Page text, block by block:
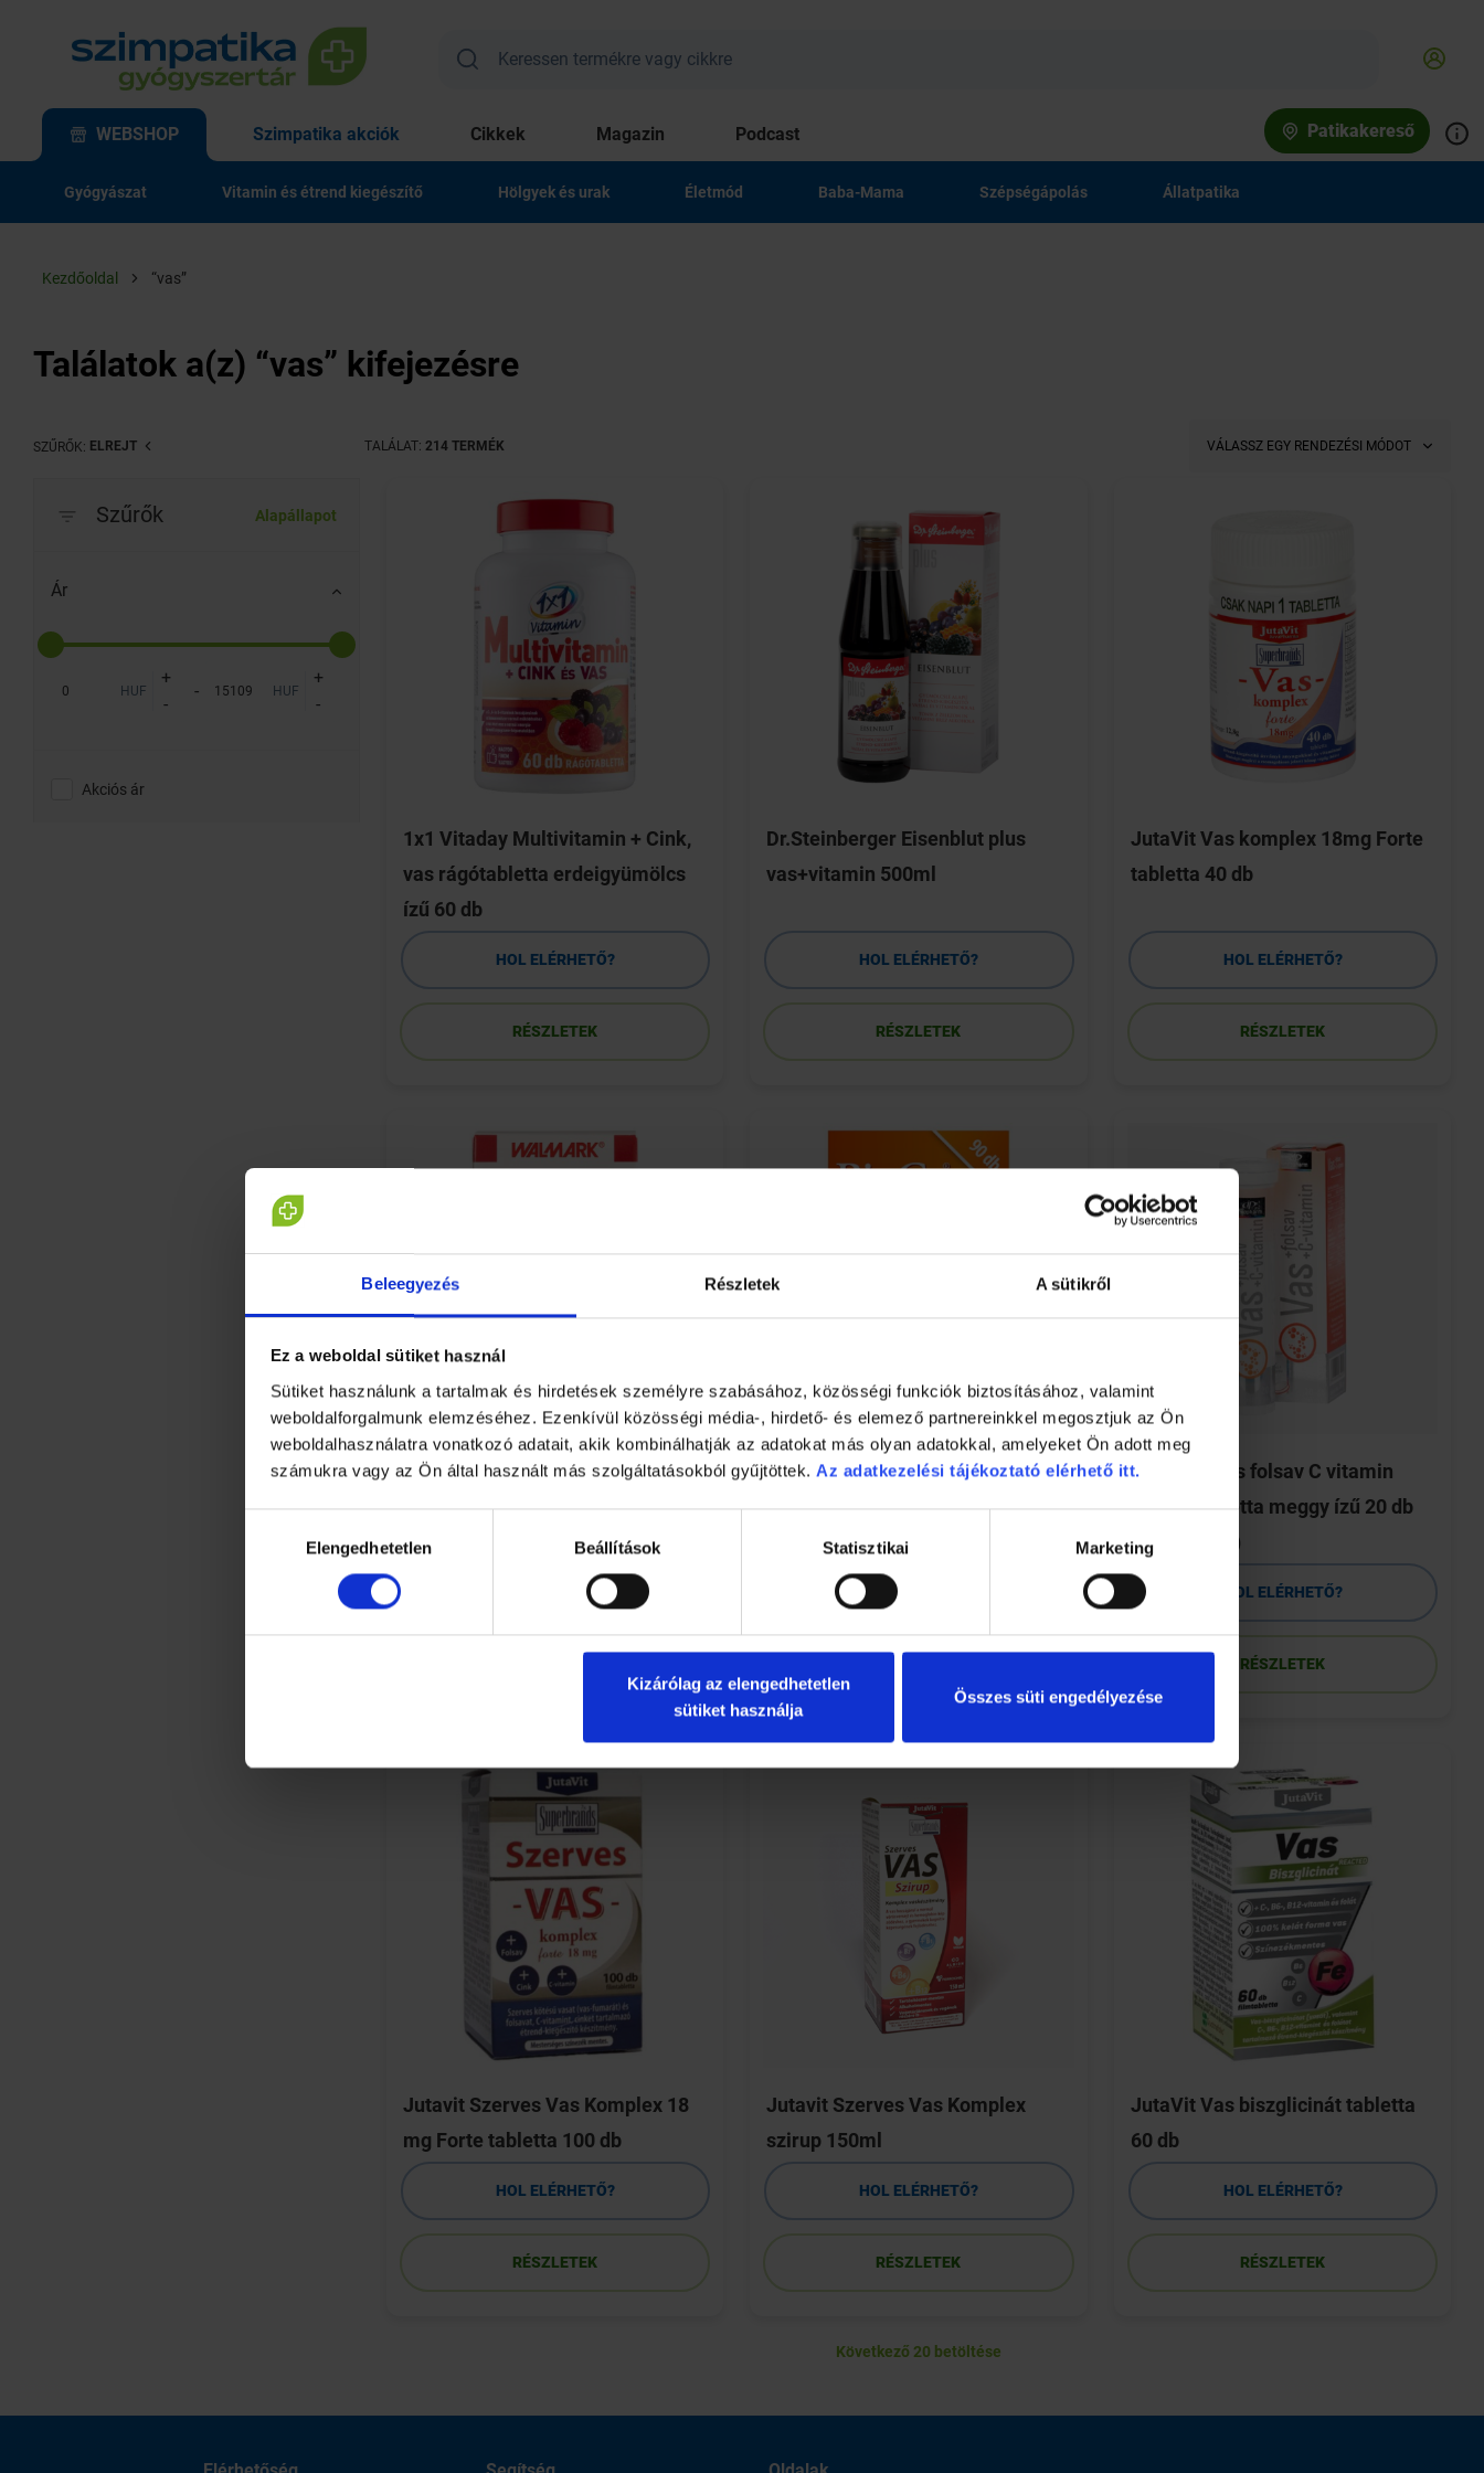
Beleegyezés Részletek A sütikről
Ez a weboldal sütiket használ
Sütiket használunk a tartalmak és hirdetések személyre szabásához, közösségi funkciók biztosításához, valamint
weboldalforgalmunk elemzéséhez. Ezenkívül közösségi média-, hirdető- és elemező partnereinkkel megosztjuk az Ön
weboldalhasználatra vonatkozó adatait, akik kombinálhatják az adatokat más olyan adatokkal, amelyeket Ön adott meg
számukra vagy az Ön által használt más szolgáltatásokból gyűjtöttek. Az adatkezelési tájékoztató elérhető itt.
kiválasztásaElengedhetetlen Beállítások Statisztikai Marketing
Kizárólag az elengedhetetlen
sütiket használja
Összes süti engedélyezése
WEBSHOP Szimpatika akciók Cikkek Magazin Podcast Patikakereső
Gyógyászat Vitamin és étrend kiegészítő Hölgyek és urak Életmód Baba-Mama Szépségápolás Állatpatika
Kezdőoldal “vas”
Találatok a(z) “vas” kifejezésre
SZŰRŐK: ELREJT TALÁLAT: 214 TERMÉK VÁLASSZ EGY RENDEZÉSI MÓDOT
Szűrők Alapállapot
Ár
HUF
+
-
- HUF
+
-
Akciós ár
1x1 Vitaday Multivitamin + Cink,
vas rágótabletta erdeigyümölcs
ízű 60 db
HOL ELÉRHETŐ?
RÉSZLETEK
Dr.Steinberger Eisenblut plus
vas+vitamin 500ml
HOL ELÉRHETŐ?
RÉSZLETEK
JutaVit Vas komplex 18mg Forte
tabletta 40 db
HOL ELÉRHETŐ?
RÉSZLETEK
Walmark Vas Plusz tabletta 30 db
HOL ELÉRHETŐ?
BioCo szerves Vas tabletta 90 db
HOL ELÉRHETŐ?
VitaPlus Vas folsav C vitamin
pezsgőtabletta meggy ízű 20 db
(Innopharm)
HOL ELÉRHETŐ?
RÉSZLETEK
Jutavit Szerves Vas Komplex 18
mg Forte tabletta 100 db
HOL ELÉRHETŐ?
RÉSZLETEK
Jutavit Szerves Vas Komplex
szirup 150ml
HOL ELÉRHETŐ?
RÉSZLETEK
JutaVit Vas biszglicinát tabletta
60 db
HOL ELÉRHETŐ?
RÉSZLETEK
Következő 20 betöltése